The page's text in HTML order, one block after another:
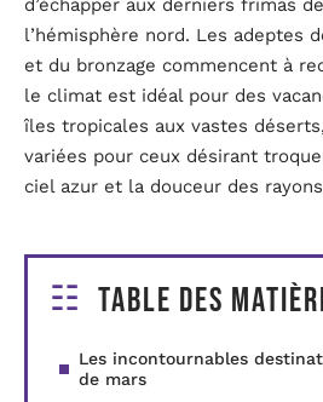
d’échapper aux derniers frimas
l’hémisphère nord. Les adeptes
et du bronzage commencent à
le climat est idéal pour des
îles tropicales aux vastes
variées pour ceux désirant
ciel azur et la douceur des
Table des
Les incontournables
de mars